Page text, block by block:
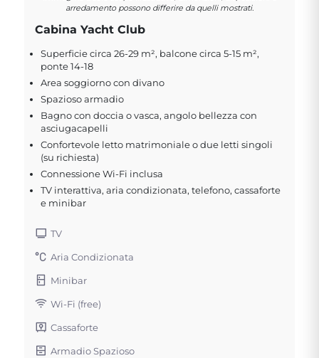
arredamento possono differire da quelli mostrati.
Cabina Yacht Club
Superficie circa 26-29 m², balcone circa 5-15 m²,
ponte 14-18
Area soggiorno con divano
Spazioso armadio
Bagno con doccia o vasca, angolo bellezza con
asciugacapelli
Confortevole letto matrimoniale o due letti singoli
(su richiesta)
Connessione Wi-Fi inclusa
TV interattiva, aria condizionata, telefono, cassaforte
e minibar
TV
Aria Condizionata
Minibar
Wi-Fi (free)
Cassaforte
Armadio Spazioso